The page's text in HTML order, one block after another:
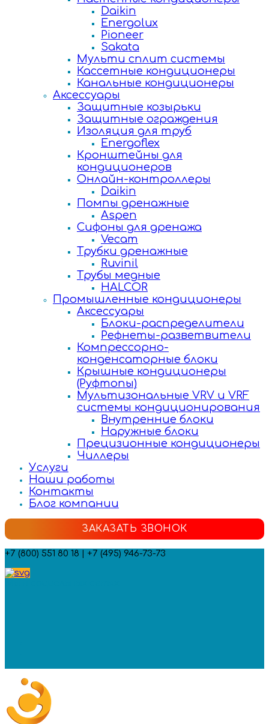
Daikin
Energolux
Pioneer
Sakata
Мульти сплит системы
Кассетные кондиционеры
Канальные кондиционеры
Аксессуары
Защитные козырьки
Защитные ограждения
Изоляция для труб
Energoflex
Кронштейны для
кондиционеров
Онлайн-контроллеры
Daikin
Помпы дренажные
Aspen
Сифоны для дренажа
Vecam
Трубки дренажные
Ruvinil
Трубы медные
HALCOR
Промышленные кондиционеры
Аксессуары
Блоки-распределители
Рефнеты-разветвители
Компрессорно-
конденсаторные блоки
Крышные кондиционеры
(Руфтопы)
Мультизональные VRV и VRF
системы кондиционирования
Внутренние блоки
Наружные блоки
Прецизионные кондиционеры
Чиллеры
Услуги
Наши работы
Контакты
Блог компании
ЗАКАЗАТЬ ЗВОНОК
+7 (800) 551 80 18 | +7 (495) 946-73-73